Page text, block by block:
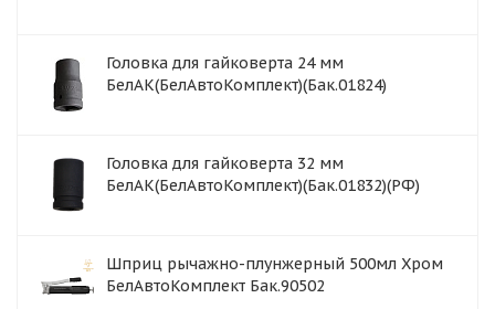
Головка для гайковерта 24 мм
БелАК(БелАвтоКомплект)(Бак.01824)
Головка для гайковерта 32 мм
БелАК(БелАвтоКомплект)(Бак.01832)(РФ)
Шприц рычажно-плунжерный 500мл Хром
БелАвтоКомплект Бак.90502